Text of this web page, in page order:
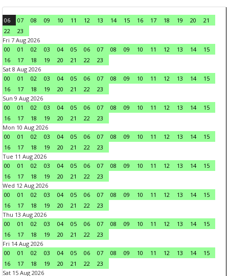
06 07 08 09 10 11 12 13 14 15 16 17 18 19 20
21
22
23
Fri 7 Aug 2026
00
01 02 03 04 05 06 07 08 09 10 11 12 13 14
15
16
17 18 19 20 21 22
23
Sat 8 Aug 2026
00
01 02 03 04 05 06 07 08 09 10 11 12 13 14
15
16
17 18 19 20 21 22
23
Sun 9 Aug 2026
00
01 02 03 04 05 06 07 08 09 10 11 12 13 14
15
16
17 18 19 20 21 22
23
Mon 10 Aug 2026
00
01 02 03 04 05 06 07 08 09 10 11 12 13 14
15
16
17 18 19 20 21 22
23
Tue 11 Aug 2026
00
01 02 03 04 05 06 07 08 09 10 11 12 13 14
15
16
17 18 19 20 21 22
23
Wed 12 Aug 2026
00
01 02 03 04 05 06 07 08 09 10 11 12 13 14
15
16
17 18 19 20 21 22
23
Thu 13 Aug 2026
00
01 02 03 04 05 06 07 08 09 10 11 12 13 14
15
16
17 18 19 20 21 22
23
Fri 14 Aug 2026
00
01 02 03 04 05 06 07 08 09 10 11 12 13 14
15
16
17 18 19 20 21 22
23
Sat 15 Aug 2026